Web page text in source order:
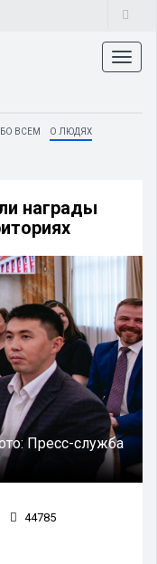
ВСЕМ
О ЛЮДЯХ
награды
Пресс-служба
44785